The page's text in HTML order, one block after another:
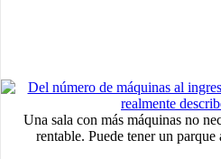
Una sala con más máquinas no
rentable. Puede tener un